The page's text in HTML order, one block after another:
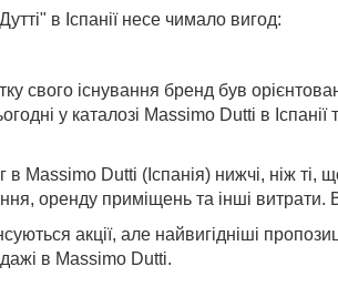
в Іспаніїнесе чимало вигод:
свого існування бренд був
у каталозі Massimo Dutti в Іспанії
в Massimo Dutti (Іспанія) нижчі, ніж ті,
оренду приміщень та інші витрати.
акції, але найвигідніші
в Massimo Dutti.